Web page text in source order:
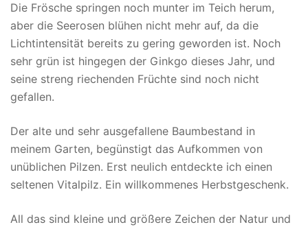
Die Frösche springen noch munter im Teich herum,
aber die Seerosen blühen nicht mehr auf, da die
Lichtintensität bereits zu gering geworden ist. Noch
sehr grün ist hingegen der Ginkgo dieses Jahr, und
seine streng riechenden Früchte sind noch nicht
gefallen.
Der alte und sehr ausgefallene Baumbestand in
meinem Garten, begünstigt das Aufkommen von
unüblichen Pilzen. Erst neulich entdeckte ich einen
seltenen Vitalpilz. Ein willkommenes Herbstgeschenk.
All das sind kleine und größere Zeichen der Natur und